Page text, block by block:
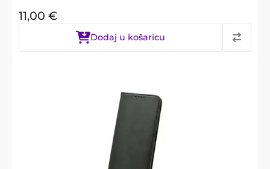
11,00 €
Dodaj u košaricu